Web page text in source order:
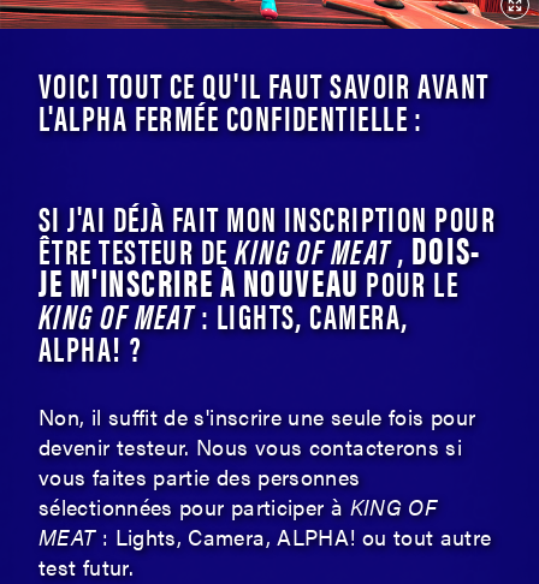
VOICI TOUT CE QU'IL FAUT SAVOIR AVANT
L'ALPHA FERMÉE CONFIDENTIELLE :
SI J'AI DÉJÀ FAIT MON INSCRIPTION POUR
ÊTRE TESTEUR DEKING OF MEAT,DOIS-
JE M'INSCRIRE À NOUVEAUPOUR LE
KING OF MEAT: LIGHTS, CAMERA,
ALPHA! ?
Non, il suffit de s'inscrire une seule fois pour
devenir testeur. Nous vous contacterons si
vous faites partie des personnes
sélectionnées pour participer àKING OF
MEAT: Lights, Camera, ALPHA! ou tout autre
test futur.